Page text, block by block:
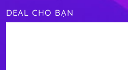
DEAL CHO BẠN